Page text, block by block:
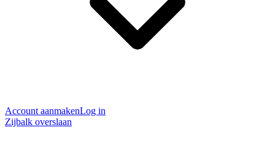
Account aanmakenLog in
Zijbalk overslaan